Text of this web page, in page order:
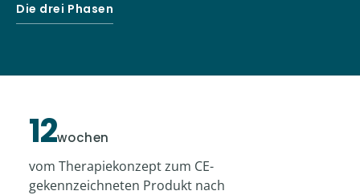
Die drei Phasen
12wochen
vom Therapiekonzept zum CE-
gekennzeichneten Produkt nach